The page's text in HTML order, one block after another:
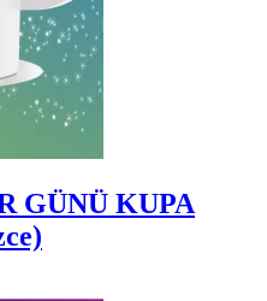
GÜNÜ KUPA